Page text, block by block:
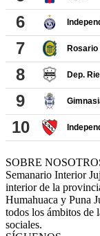
SOBRE
Semanario Interior
interior de la
Humahuaca y Puna
todos los ámbitos de
sociales.